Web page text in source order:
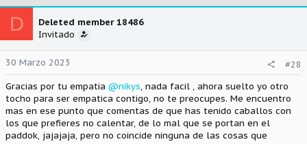
c
n
s
:
D
Deleted member 18486
Invitado
30 Marzo 2023
#28
Gracias por tu empatia @nikys, nada facil , ahora suelto yo otro
tocho para ser empatica contigo, no te preocupes. Me encuentro
mas en ese punto que comentas de que has tenido caballos con
los que prefieres no calentar, de lo mal que se portan en el
paddok, jajajaja, pero no coincide ninguna de las cosas que